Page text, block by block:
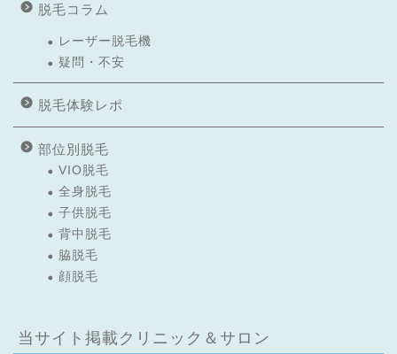
脱毛コラム
レーザー脱毛機
疑問・不安
脱毛体験レポ
部位別脱毛
VIO脱毛
全身脱毛
子供脱毛
背中脱毛
脇脱毛
顔脱毛
当サイト掲載クリニック＆サロン